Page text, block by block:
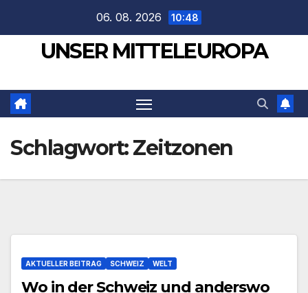
springen
06. 08. 2026 10:48
UNSER MITTELEUROPA
Schlagwort:Zeitzonen
AKTUELLER BEITRAG SCHWEIZ WELT
Wo in der Schweiz und anderswo